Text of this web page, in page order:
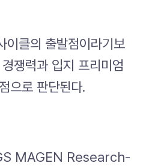
이클의 출발점이라기보
쟁력과 입지 프리미엄
으로 판단된다.
MAGEN Research-